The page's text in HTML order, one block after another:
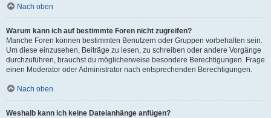
Nach oben
Warum kann ich auf bestimmte Foren nicht zugreifen?
Manche Foren können bestimmten Benutzern oder Gruppen vorbehalten sein.
Um diese einzusehen, Beiträge zu lesen, zu schreiben oder andere Vorgänge
durchzuführen, brauchst du möglicherweise besondere Berechtigungen. Frage
einen Moderator oder Administrator nach entsprechenden Berechtigungen.
Nach oben
Weshalb kann ich keine Dateianhänge anfügen?